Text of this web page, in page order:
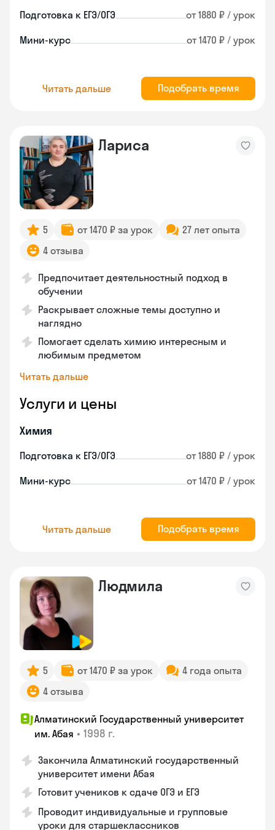
Подготовка к ЕГЭ/ОГЭ от 1880 ₽ / урок
Мини-курс от 1470 ₽ / урок
Читать дальше Подобрать время
Лариса
5 от 1470 ₽ за урок
27 лет опыта
4 отзыва
Предпочитает деятельностный подход в
обучении
Раскрывает сложные темы доступно и
наглядно
Помогает сделать химию интересным и
любимым предметом
Читать дальше
Услуги и цены
Химия
Подготовка к ЕГЭ/ОГЭ от 1880 ₽ / урок
Мини-курс от 1470 ₽ / урок
Читать дальше Подобрать время
Людмила
5 от 1470 ₽ за урок
4 года опыта
4 отзыва
Алматинский Государственный университет
им. Абая • 1998 г.
Закончила Алматинский государственный
университет имени Абая
Готовит учеников к сдаче ОГЭ и ЕГЭ
Проводит индивидуальные и групповые
уроки для старшеклассников